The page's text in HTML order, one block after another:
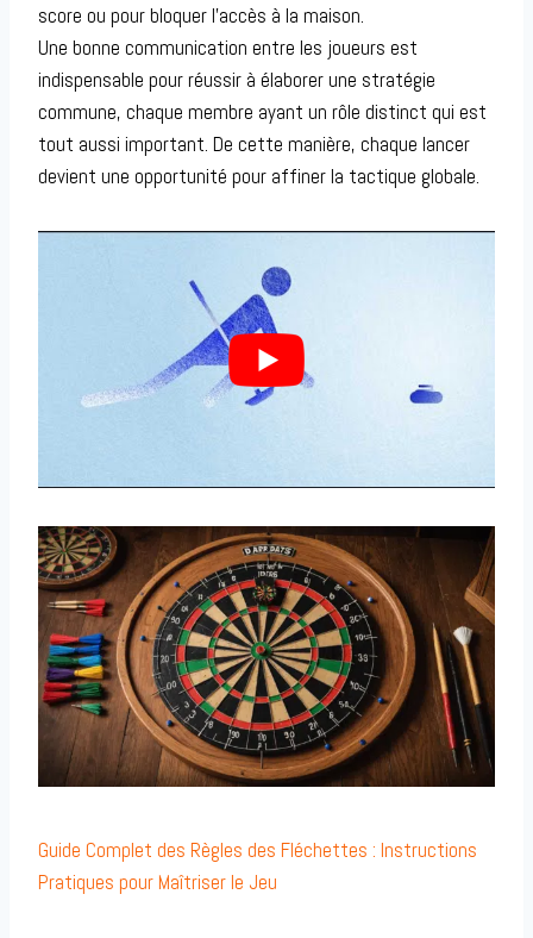
score ou pour bloquer l’accès à la maison.
Une bonne communication entre les joueurs est
indispensable pour réussir à élaborer une stratégie
commune, chaque membre ayant un rôle distinct qui est
tout aussi important. De cette manière, chaque lancer
devient une opportunité pour affiner la tactique globale.
Guide Complet des Règles des Fléchettes : Instructions
Pratiques pour Maîtriser le Jeu